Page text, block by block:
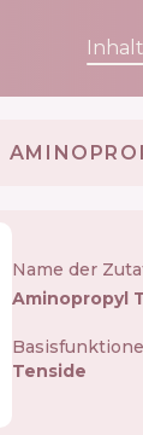
Name der
Aminopropyl
Tenside